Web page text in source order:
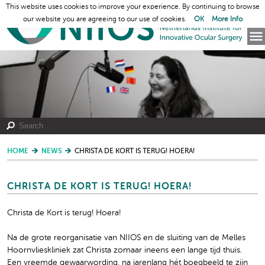
HOME NEWS CHRISTA DE KORT IS TERUG! HOERA!
CHRISTA DE KORT IS TERUG! HOERA!
Christa de Kort is terug! Hoera!
Na de grote reorganisatie van NIIOS en de sluiting van de Melles
Hoornvlieskliniek zat Christa zomaar ineens een lange tijd thuis.
Een vreemde gewaarwording, na jarenlang hét boegbeeld te zijn
This website uses cookies to improve your experience. By continuing to browse
our website you are agreeing to our use of cookies.
OK More Info